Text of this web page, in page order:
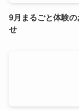
9月まるごと体験の
せ